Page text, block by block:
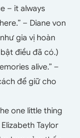
– it always
– Diane von
gia vị hoàn
điều đã có.)
alive.” –
để giữ cho
one little thing
Taylor